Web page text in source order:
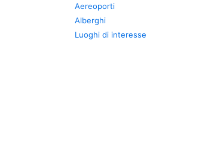
Aereoporti
Alberghi
Luoghi di interesse